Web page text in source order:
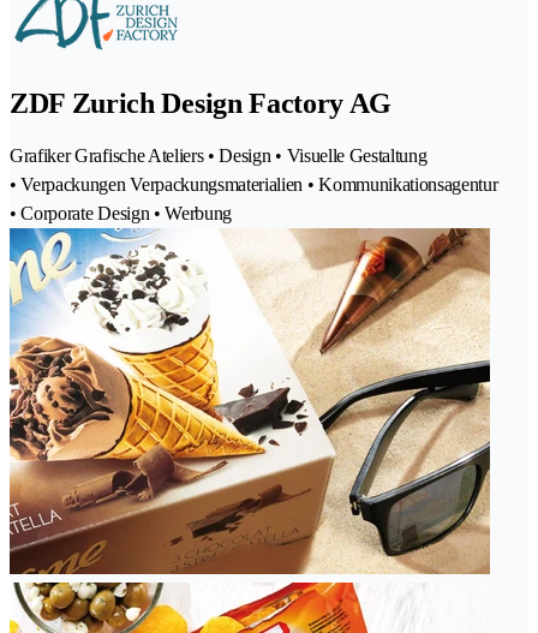
ZDF Zurich Design Factory AG
Grafiker Grafische Ateliers • Design • Visuelle Gestaltung
• Verpackungen Verpackungsmaterialien • Kommunikationsagentur
• Corporate Design • Werbung